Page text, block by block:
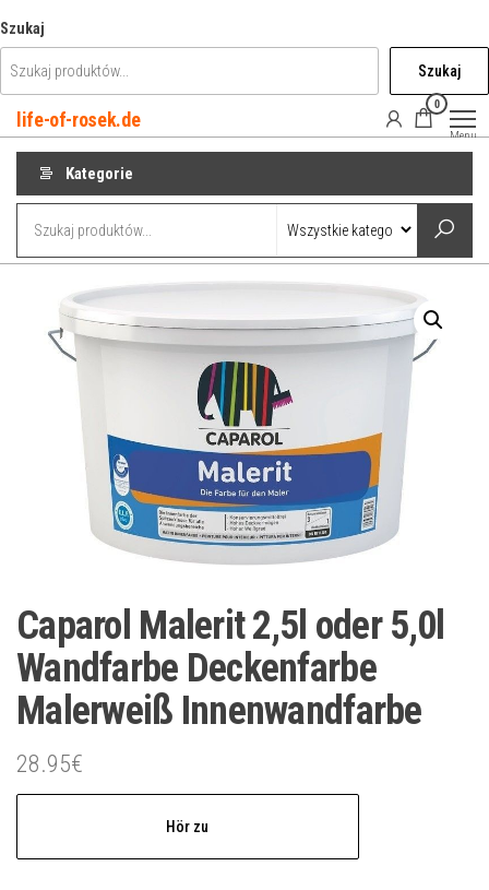
do
treści
Szukaj
Szukaj
life-of-rosek.de
0
Menu
Kategorie
Caparol Malerit 2,5l oder 5,0l
Wandfarbe Deckenfarbe
Malerweiß Innenwandfarbe
28.95€
Hör zu